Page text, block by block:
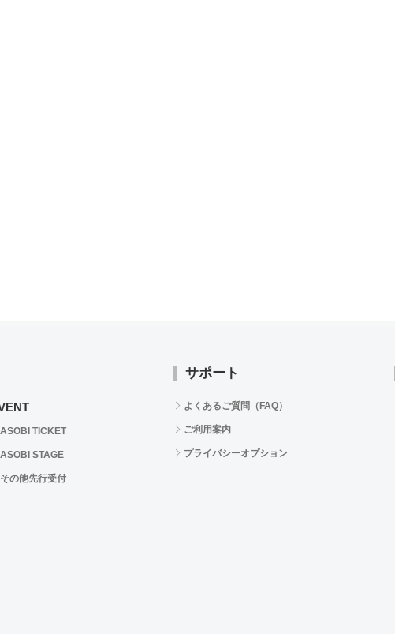
ASOBI TICKET
ASOBI STAGE
その他先行受付
サポート
よくあるご質問（FAQ）
ご利用案内
プライバシーオプション